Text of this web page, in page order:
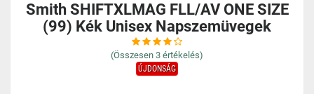
Smith SHIFTXLMAG FLL/AV ONE SIZE
(99) Kék Unisex Napszemüvegek
(Összesen 3 értékelés)
ÚJDONSÁG